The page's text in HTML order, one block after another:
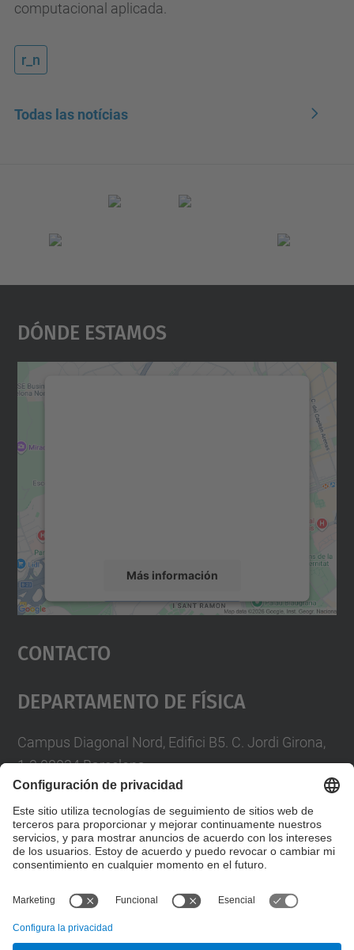
computacional aplicada.
r_n
Todas las notícias
Dónde Estamos
Más información
Aceptar
powered by
Contacto
Departamento De Física
Campus Diagonal Nord, Edifici B5. C. Jordi Girona,
1-3 08034 Barcelona
A/e usd.utgcnticupc.edu
Formulario de contacto